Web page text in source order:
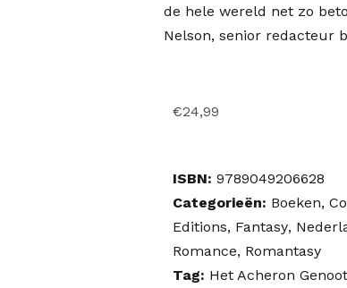
de hele wereld net zo
Nelson, senior redacteur
€24,99
ISBN: 9789049206628
Categorieën: Boeken,
Editions, Fantasy,
Romance, Romantasy
Tag: Het Acheron